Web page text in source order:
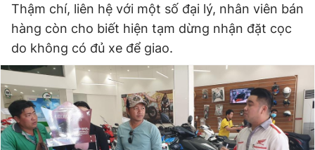
Thậm chí, liên hệ với một số đại lý, nhân viên bán
hàng còn cho biết hiện tạm dừng nhận đặt cọc
do không có đủ xe để giao.